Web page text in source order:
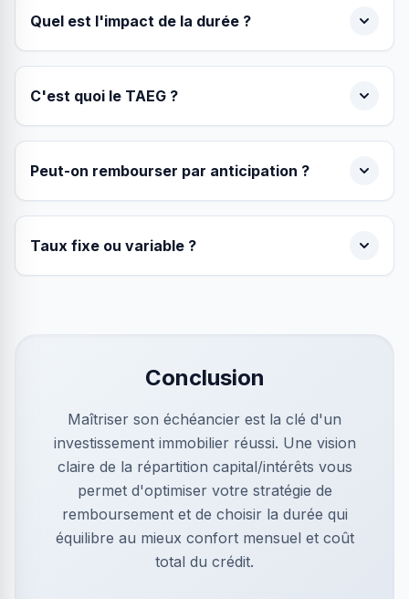
Quel est l'impact de la durée ?
C'est quoi le TAEG ?
Peut-on rembourser par anticipation ?
Taux fixe ou variable ?
Conclusion
Maîtriser son échéancier est la clé d'un
investissement immobilier réussi. Une vision
claire de la répartition capital/intérêts vous
permet d'optimiser votre stratégie de
remboursement et de choisir la durée qui
équilibre au mieux confort mensuel et coût
total du crédit.